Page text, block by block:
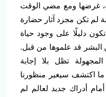
غرضها ومع مضي الوقت
لم تكن مجرد آثار حضارة
دليلًا على وجود حياة
البشر قد علموها من قبل.
تظل بلا إجابة
اكتشف سيغير منظورنا
أدراك جديد لعالم لم